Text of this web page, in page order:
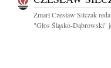
Zmarł Czesław Silczak
"Głos Śląsko-Dąbrowski"